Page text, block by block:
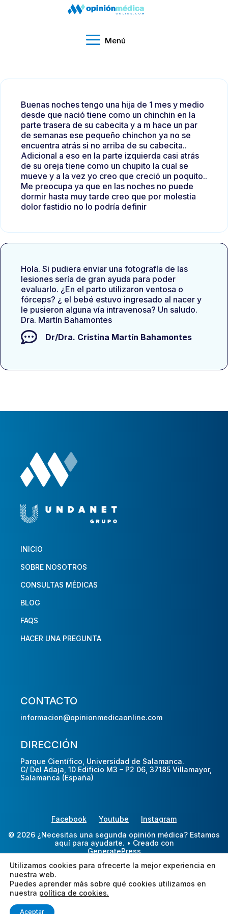
Menú
Buenas noches tengo una hija de 1 mes y medio
desde que nació tiene como un chinchin en la
parte trasera de su cabecita y a m hace un par
de semanas ese pequeño chinchon ya no se
encuentra atrás si no arriba de su cabecita..
Adicional a eso en la parte izquierda casi atrás
de su oreja tiene como un chupito la cual se
mueve y a la vez yo creo que creció un poquito..
Me preocupa ya que en las noches no puede
dormir hasta muy tarde creo que por molestia
dolor fastidio no lo podría definir
Hola. Si pudiera enviar una fotografía de las
lesiones sería de gran ayuda para poder
evaluarlo. ¿En el parto utilizaron ventosa o
fórceps? ¿ el bebé estuvo ingresado al nacer y
le pusieron alguna vía intravenosa? Un saludo.
Dra. Martín Bahamontes
Dr/Dra. Cristina Martín Bahamontes
INICIO
SOBRE NOSOTROS
CONSULTAS MÉDICAS
BLOG
FAQS
HACER UNA PREGUNTA
CONTACTO
informacion@opinionmedicaonline.com
DIRECCIÓN
Parque Científico, Universidad de Salamanca.
C/ Del Adaja, 10 Edificio M3 – P2 06, 37185 Villamayor,
Salamanca (España)
Facebook Youtube
Instagram
© 2026 ¿Necesitas una segunda opinión médica? Estamos
aquí para ayudarte. • Creado con
GeneratePress
Utilizamos cookies para ofrecerte la mejor experiencia en
nuestra web.
Puedes aprender más sobre qué cookies utilizamos en
nuestra política de cookies.
Aceptar